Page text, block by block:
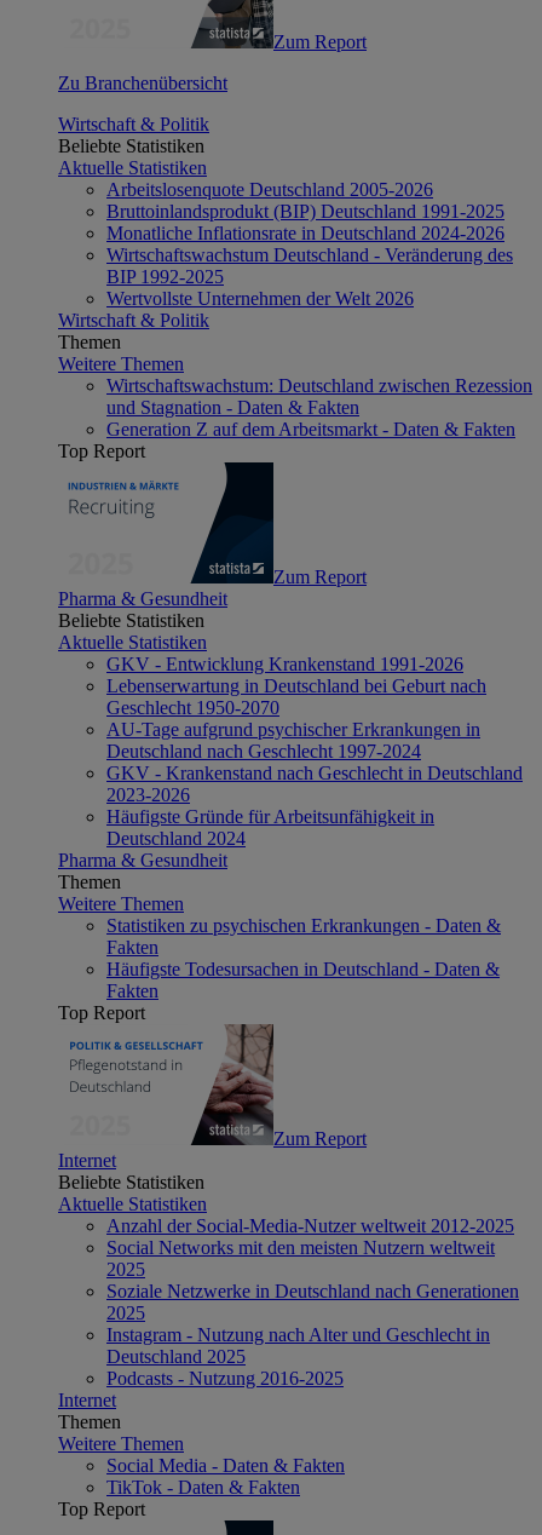
Zum Report
Zu Branchenübersicht
Wirtschaft & Politik
Beliebte Statistiken
Aktuelle Statistiken
Arbeitslosenquote Deutschland 2005-2026
Bruttoinlandsprodukt (BIP) Deutschland 1991-2025
Monatliche Inflationsrate in Deutschland 2024-2026
Wirtschaftswachstum Deutschland - Veränderung des
BIP 1992-2025
Wertvollste Unternehmen der Welt 2026
Wirtschaft & Politik
Themen
Weitere Themen
Wirtschaftswachstum: Deutschland zwischen Rezession
und Stagnation - Daten & Fakten
Generation Z auf dem Arbeitsmarkt - Daten & Fakten
Top Report
Zum Report
Pharma & Gesundheit
Beliebte Statistiken
Aktuelle Statistiken
GKV - Entwicklung Krankenstand 1991-2026
Lebenserwartung in Deutschland bei Geburt nach
Geschlecht 1950-2070
AU-Tage aufgrund psychischer Erkrankungen in
Deutschland nach Geschlecht 1997-2024
GKV - Krankenstand nach Geschlecht in Deutschland
2023-2026
Häufigste Gründe für Arbeitsunfähigkeit in
Deutschland 2024
Pharma & Gesundheit
Themen
Weitere Themen
Statistiken zu psychischen Erkrankungen - Daten &
Fakten
Häufigste Todesursachen in Deutschland - Daten &
Fakten
Top Report
Zum Report
Internet
Beliebte Statistiken
Aktuelle Statistiken
Anzahl der Social-Media-Nutzer weltweit 2012-2025
Social Networks mit den meisten Nutzern weltweit
2025
Soziale Netzwerke in Deutschland nach Generationen
2025
Instagram - Nutzung nach Alter und Geschlecht in
Deutschland 2025
Podcasts - Nutzung 2016-2025
Internet
Themen
Weitere Themen
Social Media - Daten & Fakten
TikTok - Daten & Fakten
Top Report